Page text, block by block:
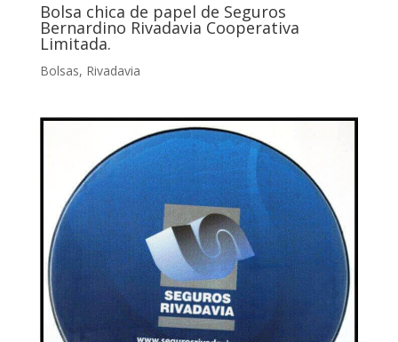
Bolsa chica de papel de Seguros
Bernardino Rivadavia Cooperativa
Limitada.
Bolsas, Rivadavia